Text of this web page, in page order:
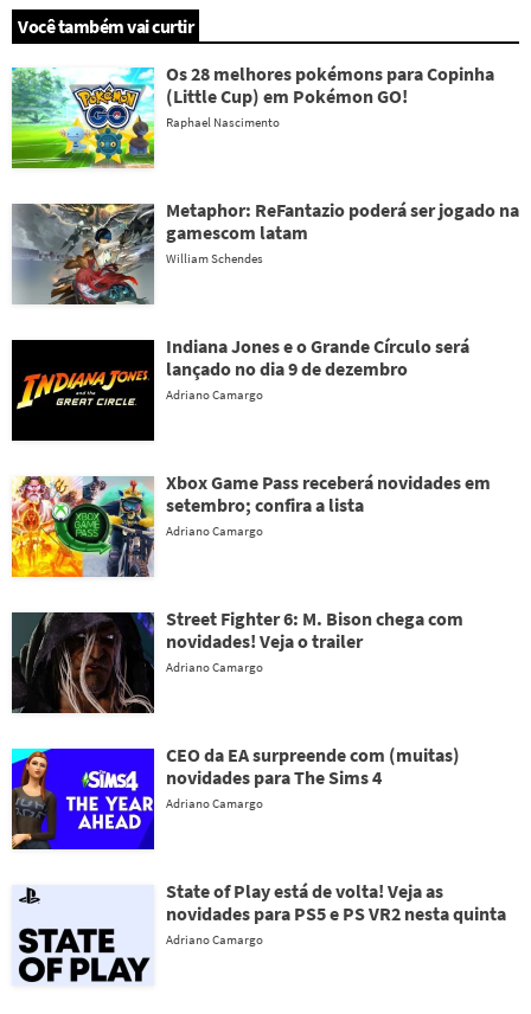
Você também vai curtir
Os 28 melhores pokémons para Copinha
(Little Cup) em Pokémon GO!
Raphael Nascimento
Metaphor: ReFantazio poderá ser jogado na
gamescom latam
William Schendes
Indiana Jones e o Grande Círculo será
lançado no dia 9 de dezembro
Adriano Camargo
Xbox Game Pass receberá novidades em
setembro; confira a lista
Adriano Camargo
Street Fighter 6: M. Bison chega com
novidades! Veja o trailer
Adriano Camargo
CEO da EA surpreende com (muitas)
novidades para The Sims 4
Adriano Camargo
State of Play está de volta! Veja as
novidades para PS5 e PS VR2 nesta quinta
Adriano Camargo